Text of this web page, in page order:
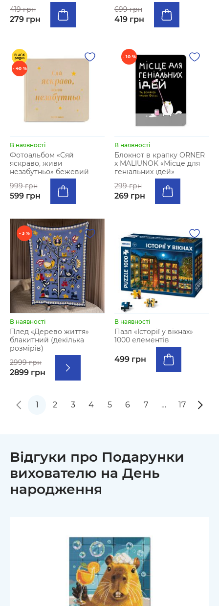
419 грн
279 грн
699 грн
419 грн
- 40 %
В наявності
Фотоальбом «Сяй
яскраво, живи
незабутньо» бежевий
999 грн
599 грн
- 10 %
В наявності
Блокнот в крапку ORNER
х MALIUNOK «Місце для
геніальних ідей»
299 грн
269 грн
- 3 %
В наявності
Плед «Дерево життя»
блакитний (декілька
розмірів)
2999 грн
2899 грн
В наявності
Пазл «Історії у вікнах»
1000 елементів
499 грн
1 2 3 4 5 6 7 … 17
Відгуки про Подарунки
вихователю на День
народження